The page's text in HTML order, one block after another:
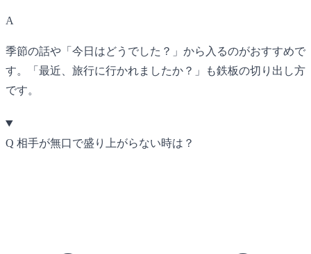
A
季節の話や「今日はどうでした？」から入るのがおすすめで
す。「最近、旅行に行かれましたか？」も鉄板の切り出し方
です。
Q 相手が無口で盛り上がらない時は？